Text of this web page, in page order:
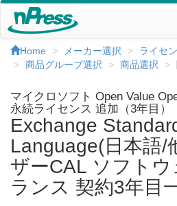
Home メーカー選択
ライセ
商品グループ選択
商品選択
マイクロソフト Open Value
永続ライセンス 追加（3年目）
Exchange
Language(日本語/
ザーCAL ソフト
ランス 契約3年目